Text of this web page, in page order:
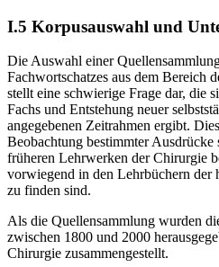
Korpusauswahl und
Die Auswahl einer
Fachwortschatzes aus dem Bereich
stellt eine schwierige Frage dar, die
Fachs und Entstehung neuer
angegebenen Zeitrahmen ergibt.
Beobachtung bestimmter
früheren Lehrwerken der Chirurgie
vorwiegend in den Lehrbüchern der
Als die Quellensammlung wurden
zwischen 1800 und 2000